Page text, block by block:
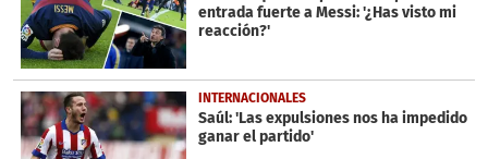
entrada fuerte a Messi: '¿Has visto mi
reacción?'
INTERNACIONALES
Saúl: 'Las expulsiones nos ha impedido
ganar el partido'